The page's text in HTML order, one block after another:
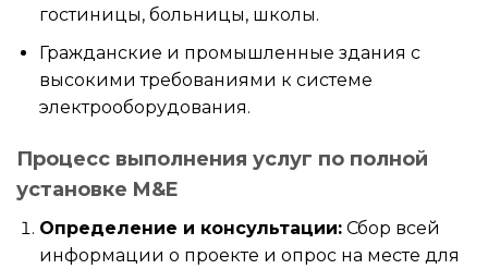
гостиницы, больницы, школы.
Гражданские и промышленные здания с
высокими требованиями к системе
электрооборудования.
Процесс выполнения услуг по полной
установке M&E
Определение и консультации:Сбор всей
информации о проекте и опрос на месте для